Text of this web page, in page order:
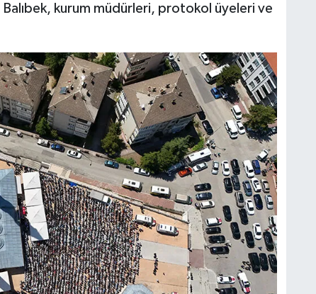
Balıbek, kurum müdürleri, protokol üyeleri ve